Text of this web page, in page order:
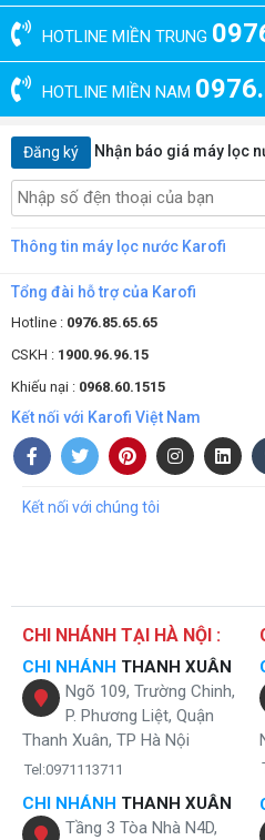
Hình ảnh thông số kỹ thuật của
Karofi K8IQ-2U với
đến 10L/H với hệ thống
Hệ thống lọc 10 cấpcủamáy lọc
nguồn nước sạch tinh khiết lên đến
bình từ3-6 tháng lọc
nước.
lỏng độc hại và loại bỏ hoàn
Lõi PP 1 micronđể loại bỏ
hơn 1 micron
đi qua màng này là đa số
lại độ ngọt tự nhiên.
Lõi khoáng đá mineral cung
dưỡng từng tế bào.
Lõi alkalinegiúp cân bằng độ
triển khỏe mạnh.
Lõi hồng ngoại xagiúp chia
thuận lợi cho cơ thể dễ dàng
Lõi nanosilver
ngăn vi
Đèn UVgiúp chống tái nhiễm
tính hóa lý của nước.
HOTLINE MIỀN TRUNG
HOTLINE MIỀN NAM
Đăng ký Nhận báo giá máy lọc
Thông tin máy lọc nước Karofi
Tổng đài hỗ trợ của Karofi
Hotline : 0976.85.65.65
CSKH : 1900.96.96.15
Khiếu nại : 0968.60.1515
Kết nối với Karofi Việt Nam
Kết nối với chúng tôi
CHI NHÁNH TẠI HÀ NỘI :
CHI NHÁNH THANH XUÂN
Ngõ 109, Trường Chinh,
P. Phương Liệt, Quận
Thanh Xuân, TP Hà Nội
Tel:0971113711
CHI NHÁNH THANH XUÂN
Tầng 3 Tòa Nhà N4D,